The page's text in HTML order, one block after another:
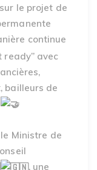
le projet de
continue
ready” avec
bailleurs de
Ministre de
, une